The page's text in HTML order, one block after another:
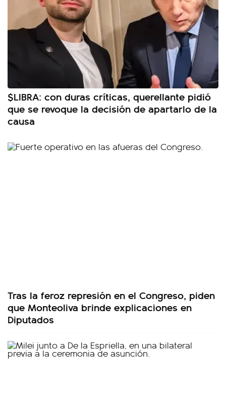
$LIBRA: con duras críticas, querellante pidió
que se revoque la decisión de apartarlo de la
causa
Tras la feroz represión en el Congreso, piden
que Monteoliva brinde explicaciones en
Diputados